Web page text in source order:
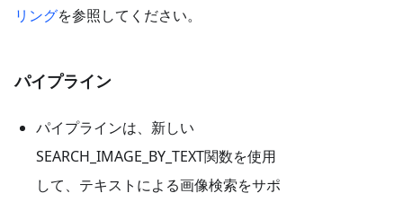
リングを参照してください。
パイプライン
パイプラインは、新しい
SEARCH_IMAGE_BY_TEXT関数を使用
して、テキストによる画像検索をサポ